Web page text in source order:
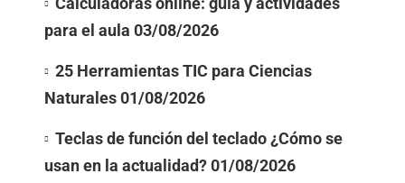
para el aula 03/08/2026
25 Herramientas TIC para Ciencias
Naturales01/08/2026
Teclas de función del teclado ¿Cómo se
usan en la actualidad?01/08/2026